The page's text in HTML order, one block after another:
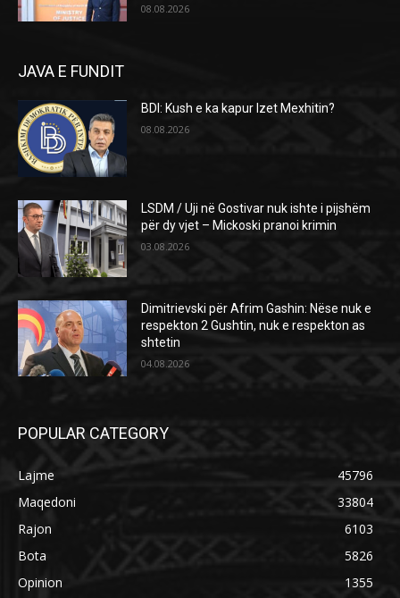
08.08.2026
JAVA E FUNDIT
BDI: Kush e ka kapur Izet Mexhitin?
08.08.2026
LSDM / Uji në Gostivar nuk ishte i pijshëm
për dy vjet – Mickoski pranoi krimin
03.08.2026
Dimitrievski për Afrim Gashin: Nëse nuk e
respekton 2 Gushtin, nuk e respekton as
shtetin
04.08.2026
POPULAR CATEGORY
Lajme
45796
Maqedoni
33804
Rajon
6103
Bota
5826
Opinion
1355